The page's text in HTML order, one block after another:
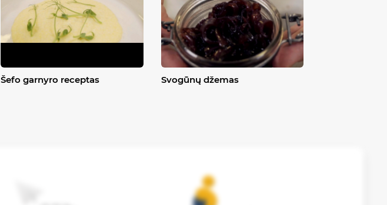
Šefo garnyro receptas Svogūnų džemas